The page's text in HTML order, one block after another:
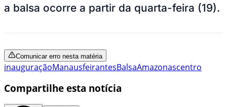
a balsa ocorre a partir da quarta-feira (19).
Comunicar erro nesta matéria
inauguraçãoManausfeirantesBalsaAmazonascentro
Compartilhe esta notícia